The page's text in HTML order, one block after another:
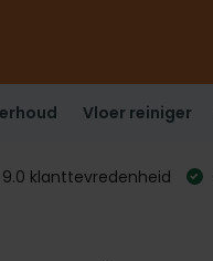
Vloer reiniger
9.0 klanttevredenheid